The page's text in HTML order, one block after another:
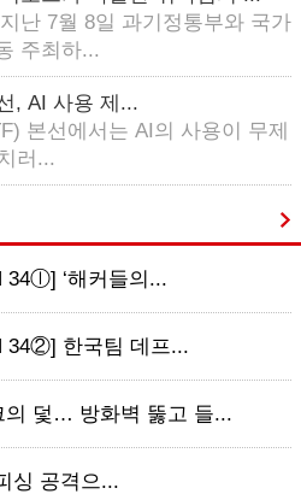
난 7월 8일 과기정통부와 국가
주최하...
, AI 사용 제...
본선에서는 AI의 사용이 무제
러...
34ⓛ] ‘해커들의...
34②] 한국팀 데프...
의 덫… 방화벽 뚫고 들...
싱 공격으...